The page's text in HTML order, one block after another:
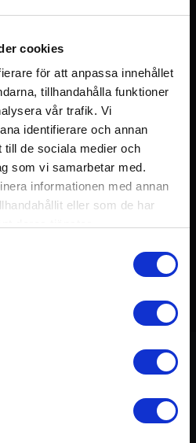
cookies
för att anpassa innehållet
tillhandahålla funktioner
vår trafik. Vi
identifierare och annan
till de sociala medier och
som vi samarbetar med.
informationen med annan
eller som de har
/ Registrera konto